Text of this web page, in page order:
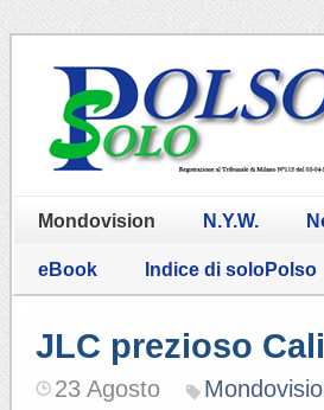
Mondovision N.Y.W.
eBook Indice di soloPolso
JLC prezioso
23 Agosto